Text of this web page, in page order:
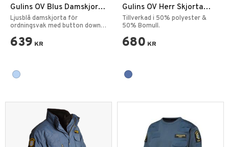
Gulins OV Blus Damskjorta
Långärmad
Ljusblå damskjorta för
ordningsvak med button down
639 KR
Gulins OV Herr Skjorta
Långärmad
Tillverkad i 50% polyester &
50% Bomull.
680 KR